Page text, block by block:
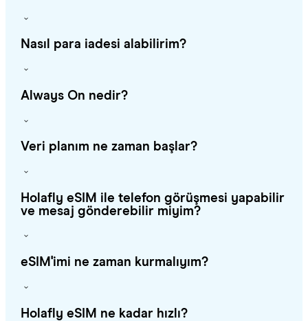
Nasıl para iadesi alabilirim?
Always On nedir?
Veri planım ne zaman başlar?
Holafly eSIM ile telefon görüşmesi yapabilir
ve mesaj gönderebilir miyim?
eSIM'imi ne zaman kurmalıyım?
Holafly eSIM ne kadar hızlı?